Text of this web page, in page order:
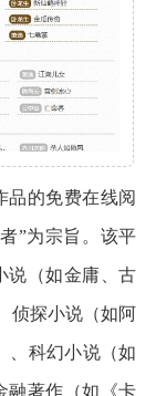
品的免费在线阅
”为宗旨。该平
说（如金庸、古
侦探小说（如阿
、科幻小说（如
融著作（如《卡